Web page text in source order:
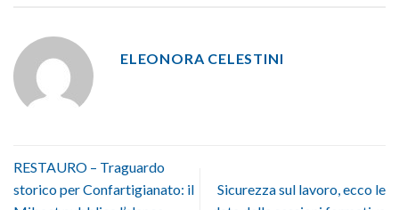
ELEONORA CELESTINI
RESTAURO – Traguardo
storico per Confartigianato: il
Sicurezza sul lavoro, ecco le